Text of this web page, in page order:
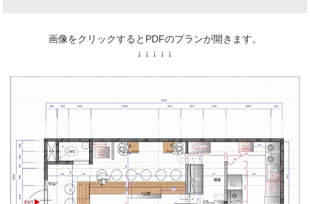
画像をクリックするとPDFのプランが開きます。
↓ ↓ ↓ ↓ ↓